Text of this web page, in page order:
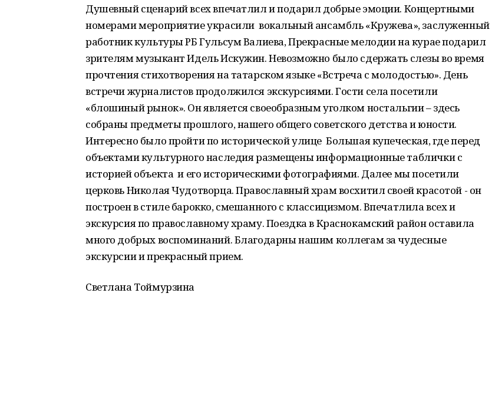
Душевный сценарий всех впечатлил и подарил добрые эмоции. Концертными
номерами мероприятие украсили вокальный ансамбль «Кружева», заслуженный
работник культуры РБ Гульсум Валиева, Прекрасные мелодии на курае подарил
зрителям музыкант Идель Искужин. Невозможно было сдержать слезы во время
прочтения стихотворения на татарском языке «Встреча с молодостью». День
встречи журналистов продолжился экскурсиями. Гости села посетили
«блошиный рынок». Он является своеобразным уголком ностальгии – здесь
собраны предметы прошлого, нашего общего советского детства и юности.
Интересно было пройти по исторической улице Большая купеческая, где перед
объектами культурного наследия размещены информационные таблички с
историей объекта и его историческими фотографиями. Далее мы посетили
церковь Николая Чудотворца. Православный храм восхитил своей красотой - он
построен в стиле барокко, смешанного с классицизмом. Впечатлила всех и
экскурсия по православному храму. Поездка в Краснокамский район оставила
много добрых воспоминаний. Благодарны нашим коллегам за чудесные
экскурсии и прекрасный прием.
Светлана Тоймурзина